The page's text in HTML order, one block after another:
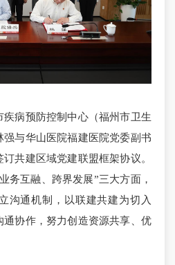
病预防控制中心（福州市卫生
与华山医院福建医院党委副书
共建区域党建联盟框架协议。
务互融、跨界发展”三大方面，
沟通机制，以联建共建为切入
通协作，努力创造资源共享、优